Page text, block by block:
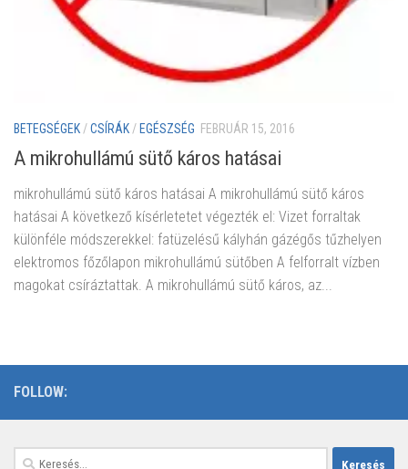
BETEGSÉGEK/CSÍRÁK/ EGÉSZSÉG FEBRUÁR 15, 2016
A mikrohullámú sütő káros hatásai
mikrohullámú sütő káros hatásai A mikrohullámú sütő káros
hatásai A következő kísérletetet végezték el: Vizet forraltak
különféle módszerekkel: fatüzelésű kályhán gázégős tűzhelyen
elektromos főzőlapon mikrohullámú sütőben A felforralt vízben
magokat csíráztattak. A mikrohullámú sütő káros, az...
FOLLOW:
Keresés: